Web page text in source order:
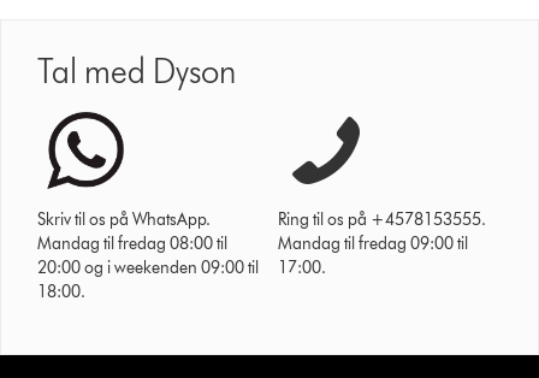
Tal med Dyson
Skriv til os på WhatsApp.
Mandag til fredag 08:00 til
20:00 og i weekenden 09:00 til
18:00.
Ring til os på +4578153555.
Mandag til fredag 09:00 til
17:00.